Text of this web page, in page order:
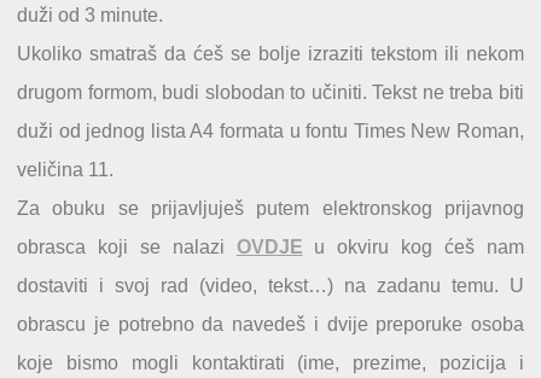
duži od 3 minute.
Ukoliko smatraš da ćeš se bolje izraziti tekstom ili nekom
drugom formom, budi slobodan to učiniti. Tekst ne treba biti
duži od jednog lista A4 formata u fontu Times New Roman,
veličina 11.
Za obuku se prijavljuješ putem elektronskog prijavnog
obrasca koji se nalazi OVDJE u okviru kog ćeš nam
dostaviti i svoj rad (video, tekst…) na zadanu temu. U
obrascu je potrebno da navedeš i dvije preporuke osoba
koje bismo mogli kontaktirati (ime, prezime, pozicija i